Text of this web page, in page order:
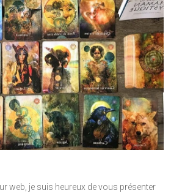
web, je suis heureux de vous présenter